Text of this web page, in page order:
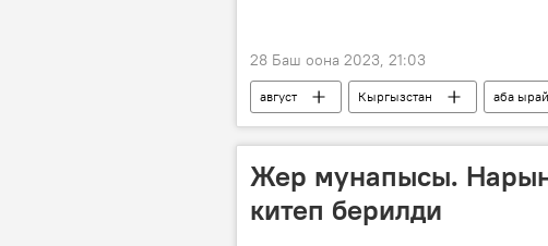
28 Баш оона 2023, 21:03
август Кыргызстан аба
Жер мунапысы.
китеп берилди